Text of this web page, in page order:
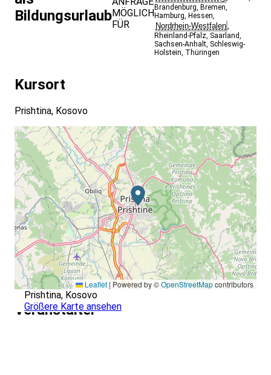
ethnischer Spaltung – und nach Prizren, eine Stadt
kultureller Vielfalt.
BildungsurlaubMÖGLICH
FÜR
Brandenburg, Bremen,
Hamburg, Hessen,
Nordrhein-Westfalen,
Rheinland-Pfalz, Saarland,
Sachsen-Anhalt, Schleswig-
Holstein, Thüringen
Kursort
Prishtina, Kosovo
Leaflet | Powered by ©OpenStreetMapcontributors
Prishtina, Kosovo
Größere Karte ansehen
Veranstalter